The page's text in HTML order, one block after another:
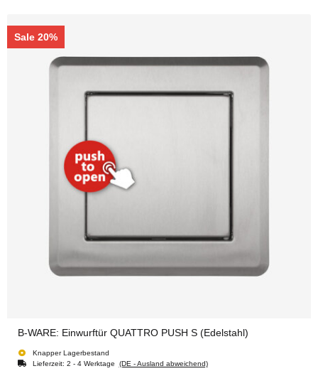
Sale 20%
B-WARE: Einwurftür QUATTRO PUSH S (Edelstahl)
Knapper Lagerbestand
Lieferzeit: 2 - 4 Werktage (DE - Ausland abweichend)